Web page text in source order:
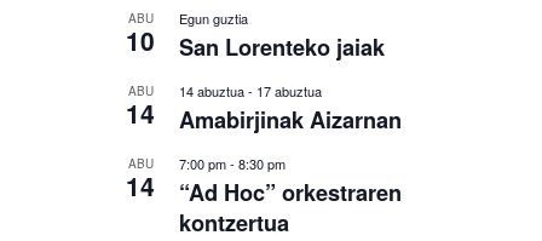
ABU
10
Egun guztia
San Lorenteko jaiak
ABU
14
14 abuztua- 17 abuztua
Amabirjinak Aizarnan
ABU
14
7:00 pm- 8:30 pm
“Ad Hoc” orkestraren
kontzertua